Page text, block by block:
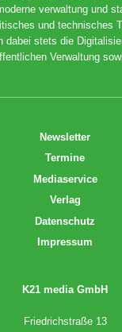
verwaltung und
und technisches
dabei stets die
Verwaltung
Newsletter
Termine
Mediaservice
Verlag
Datenschutz
Impressum
K21 media GmbH
Friedrichstraße 13